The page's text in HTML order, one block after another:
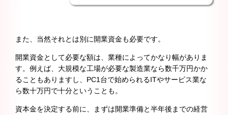
また、当然それとは別に開業資金も必要です。
開業資金として必要な額は、業種によってかなり幅がありま
す。例えば、大規模な工場が必要な製造業なら数千万円かか
ることもありますし、PC1台で始められるITやサービス業な
ら数十万円で十分ということも。
資本金を決定する前に、まずは開業準備と半年後までの経営